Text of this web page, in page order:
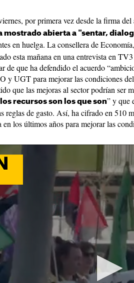
por primera vez desde la firma
mostrado abierta a "sentar,
en huelga. La consellera de Economía,
esta mañana en una entrevista en
de que ha defendido el acuerdo
y UGT para mejorar las condiciones
que las mejoras al sector podrían ser
los recursos son los que son” y que
reglas de gasto. Así, ha cifrado en 510
en los últimos años para mejorar las